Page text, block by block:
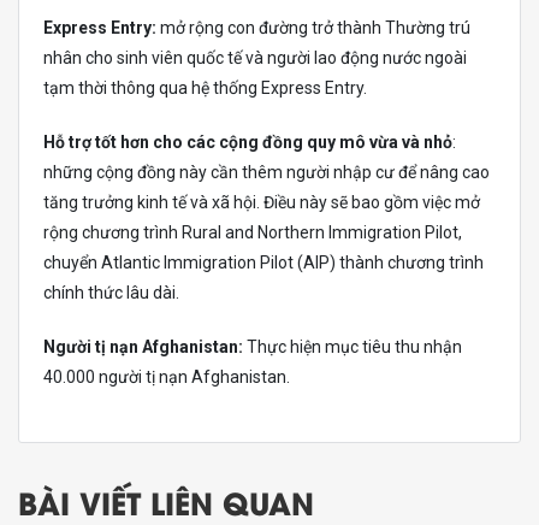
Express Entry: mở rộng con đường trở thành Thường trú
nhân cho sinh viên quốc tế và người lao động nước ngoài
tạm thời thông qua hệ thống Express Entry.
Hỗ trợ tốt hơn cho các cộng đồng quy mô vừa và nhỏ:
những cộng đồng này cần thêm người nhập cư để nâng cao
tăng trưởng kinh tế và xã hội. Điều này sẽ bao gồm việc mở
rộng chương trình Rural and Northern Immigration Pilot,
chuyển Atlantic Immigration Pilot (AIP) thành chương trình
chính thức lâu dài.
Người tị nạn Afghanistan: Thực hiện mục tiêu thu nhận
40.000 người tị nạn Afghanistan.
BÀI VIẾT LIÊN QUAN